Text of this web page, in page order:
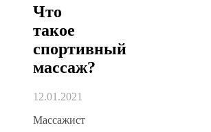
Что
такое
спортивный
массаж?
12.01.2021
Массажист